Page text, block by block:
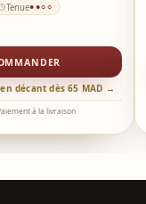
Tenue●●○○
en décant dès 65 MAD →
à la livraison